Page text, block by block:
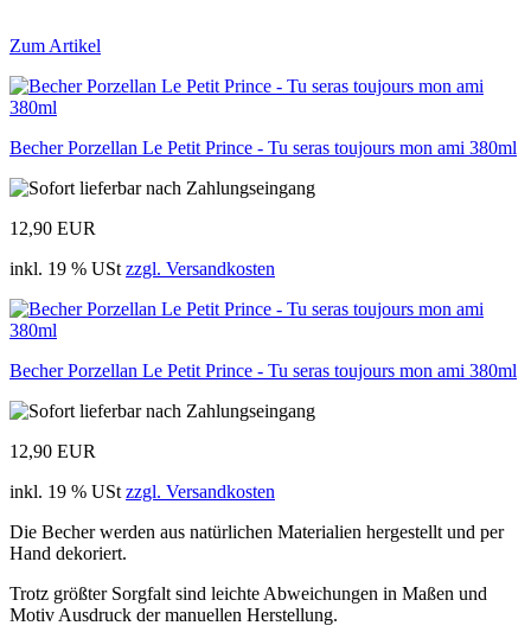
Zum Artikel
Becher Porzellan Le Petit Prince - Tu seras toujours mon ami 380ml
12,90 EUR
inkl. 19 % USt zzgl. Versandkosten
Becher Porzellan Le Petit Prince - Tu seras toujours mon ami 380ml
12,90 EUR
inkl. 19 % USt zzgl. Versandkosten
Die Becher werden aus natürlichen Materialien hergestellt und per
Hand dekoriert.
Trotz größter Sorgfalt sind leichte Abweichungen in Maßen und
Motiv Ausdruck der manuellen Herstellung.